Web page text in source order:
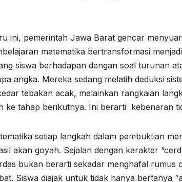
ini, pemerintah Jawa Barat gencar
matematika bertransformasi
siswa berhadapan dengan soal turunan
angka. Mereka sedang melatih deduksi
tebakan acak, melainkan rangkaian
ke tahap berikutnya. Ini berarti kebenaran
setiap langkah dalam pembuktian
akan goyah. Sejalan dengan karakter
bukan berarti sekadar menghafal rumus
Siswa diajak untuk tidak hanya bertanya